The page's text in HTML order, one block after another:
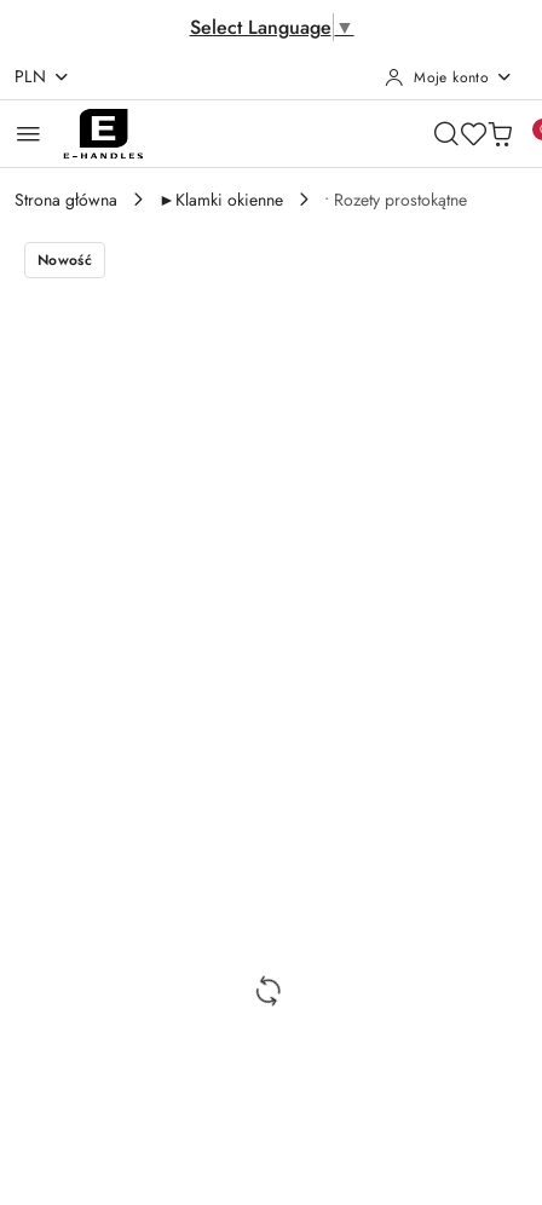
Select Language ▼
Przejdź do treści głównej
Przejdź do wyszukiwarki
Przejdź do moje konto
Przejdź do menu głównego
Przejdź do opisu produktu
Przejdź do stopki
PLN Moje konto
Strona główna ►Klamki okienne • Rozety prostokątne
Nowość